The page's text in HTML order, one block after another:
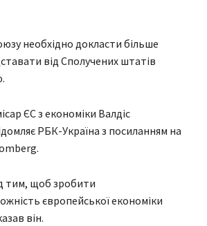
необхідно докласти більше
від Сполучених штатів
ЄС з економіки Валдіс
РБК-Україна з посиланням на
тим, щоб зробити
європейської економіки
він.